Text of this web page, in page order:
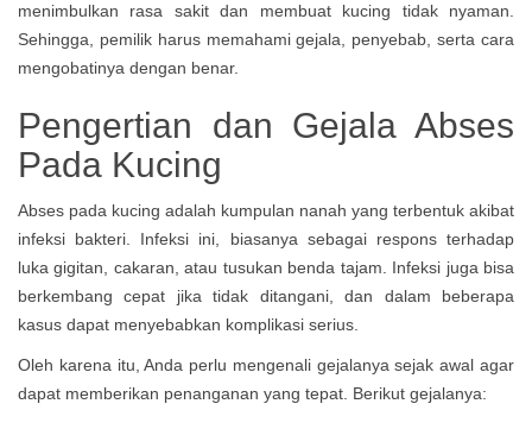
menimbulkan rasa sakit dan membuat kucing tidak nyaman.
Sehingga, pemilik harus memahami gejala, penyebab, serta cara
mengobatinya dengan benar.
Pengertian dan Gejala Abses
Pada Kucing
Abses pada kucing adalah kumpulan nanah yang terbentuk akibat
infeksi bakteri. Infeksi ini, biasanya sebagai respons terhadap
luka gigitan, cakaran, atau tusukan benda tajam. Infeksi juga bisa
berkembang cepat jika tidak ditangani, dan dalam beberapa
kasus dapat menyebabkan komplikasi serius.
Oleh karena itu, Anda perlu mengenali gejalanya sejak awal agar
dapat memberikan penanganan yang tepat. Berikut gejalanya: